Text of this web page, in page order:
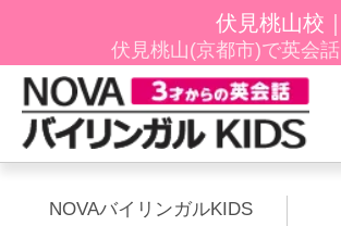
伏見桃山校
伏見桃山(京都市)で英会
NOVAバイリンガルKIDS